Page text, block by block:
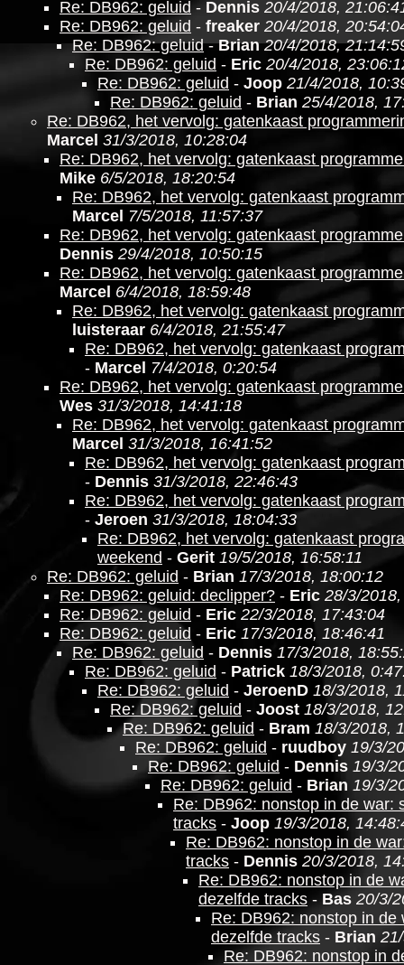
Re: DB962: geluid - Dennis 20/4/2018,
Re: DB962: geluid - freaker 20/4/2018,
Re: DB962: geluid-Brian 20/4/2018,
Re: DB962: geluid - Eric 20/4/2018,
Re: DB962: geluid - Joop 21/4/2018,
Re: DB962: geluid - Brian 25/4/2018,
Re: DB962, het vervolg: gatenkaast
Marcel 31/3/2018, 10:28:04
Re: DB962, het vervolg: gatenkaast
Mike 6/5/2018, 18:20:54
Re: DB962, het vervolg: gatenkaast
Marcel 7/5/2018, 11:57:37
Re: DB962, het vervolg: gatenkaast
Dennis 29/4/2018, 10:50:15
Re: DB962, het vervolg: gatenkaast
Marcel 6/4/2018, 18:59:48
Re: DB962, het vervolg: gatenkaast
luisteraar 6/4/2018, 21:55:47
Re: DB962, het vervolg: gatenkaast
- Marcel 7/4/2018, 0:20:54
Re: DB962, het vervolg: gatenkaast
Wes 31/3/2018, 14:41:18
Re: DB962, het vervolg: gatenkaast
Marcel 31/3/2018, 16:41:52
Re: DB962, het vervolg: gatenkaast
- Dennis 31/3/2018, 22:46:43
Re: DB962, het vervolg: gatenkaast
- Jeroen 31/3/2018, 18:04:33
Re: DB962, het vervolg: gatenkaast
weekend - Gerit 19/5/2018, 16:58:11
Re: DB962: geluid - Brian 17/3/2018, 18:00:12
Re: DB962: geluid: declipper? - Eric 28/3/
Re: DB962: geluid - Eric 22/3/2018, 17:43:04
Re: DB962: geluid - Eric 17/3/2018, 18:46:41
Re: DB962: geluid - Dennis 17/3/2018,
Re: DB962: geluid - Patrick 18/3/2018,
Re: DB962: geluid - JeroenD 18/3/2018,
Re: DB962: geluid - Joost 18/3/2018,
Re: DB962: geluid - Bram 18/3/2018,
Re: DB962: geluid - ruudboy 19/3/
Re: DB962: geluid - Dennis 19/3/
Re: DB962: geluid - Brian 19/3/
Re: DB962: nonstop in de war:
tracks - Joop 19/3/2018,
Re: DB962: nonstop in de
tracks - Dennis 20/3/2018,
Re: DB962: nonstop in de
dezelfde tracks - Bas 20/3/
Re: DB962: nonstop in de
dezelfde tracks - Brian
Re: DB962: nonstop in